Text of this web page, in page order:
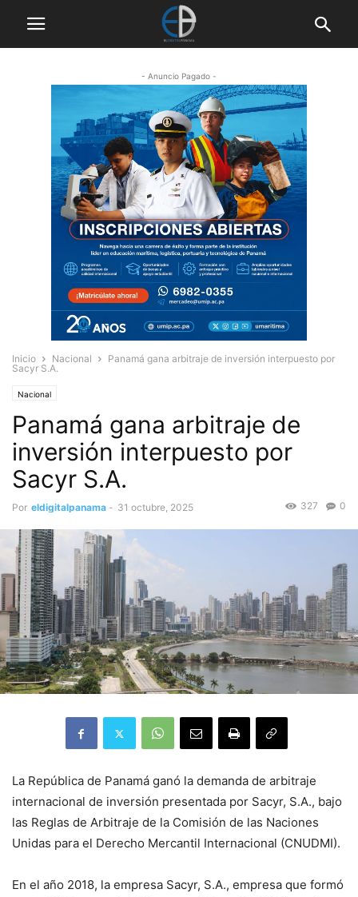
- Anuncio Pagado -
Inicio Nacional
Panamá gana arbitraje de inversión interpuesto por
Sacyr S.A.
Nacional
Panamá gana arbitraje de
inversión interpuesto por
Sacyr S.A.
Por eldigitalpanama - 31 octubre, 2025 0
327
La República de Panamá ganó la demanda de arbitraje
internacional de inversión presentada por Sacyr, S.A., bajo
las Reglas de Arbitraje de la Comisión de las Naciones
Unidas para el Derecho Mercantil Internacional (CNUDMI).
En el año 2018, la empresa Sacyr, S.A., empresa que formó